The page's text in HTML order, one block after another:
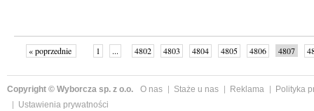
« poprzednie 1 ... 4802 4803 4804 4805 4806 4807
Copyright © Wyborcza sp. z o.o. O nas Staże u nas Reklama
Polityka
Ustawienia prywatności